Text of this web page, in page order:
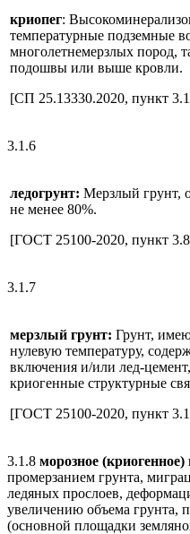
криопег:
температурные подземные
многолетнемерзлых пород,
подошвы или выше кровли.
[СП 25.13330.2020, пункт
3.1.6
ледогрунт: Мерзлый грунт,
не менее 80%.
[ГОСТ 25100-2020, пункт
3.1.7
мерзлый грунт: Грунт,
нулевую температуру,
включения и/или лед-
криогенные структурные
[ГОСТ 25100-2020, пункт
3.1.8 морозное (криогенное)
промерзанием грунта,
ледяных прослоев,
увеличению объема грунта,
(основной площадки